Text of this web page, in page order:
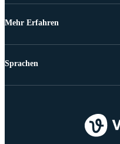
Mehr Erfahren
Sprachen